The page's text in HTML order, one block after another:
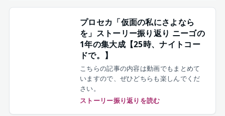
プロセカ「仮面の私にさよなら
を」ストーリー振り返り ニーゴの
1年の集大成【25時、ナイトコー
ドで。】
こちらの記事の内容は動画でもまとめて
いますので、ぜひどちらも楽しんでくだ
さい。
ストーリー振り返りを読む